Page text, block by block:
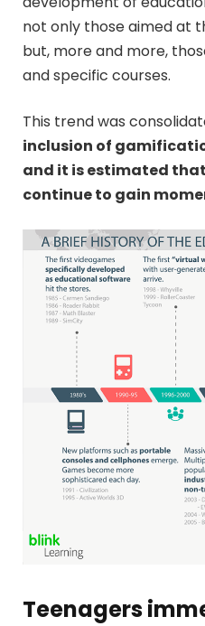
not only those aimed at
but, more and more,
and specific courses.
This trend was
inclusion of
and it is estimated
continue to gain
Teenagers